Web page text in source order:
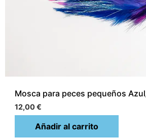
Mosca para peces pequeños
12,00€
Añadir al carrito